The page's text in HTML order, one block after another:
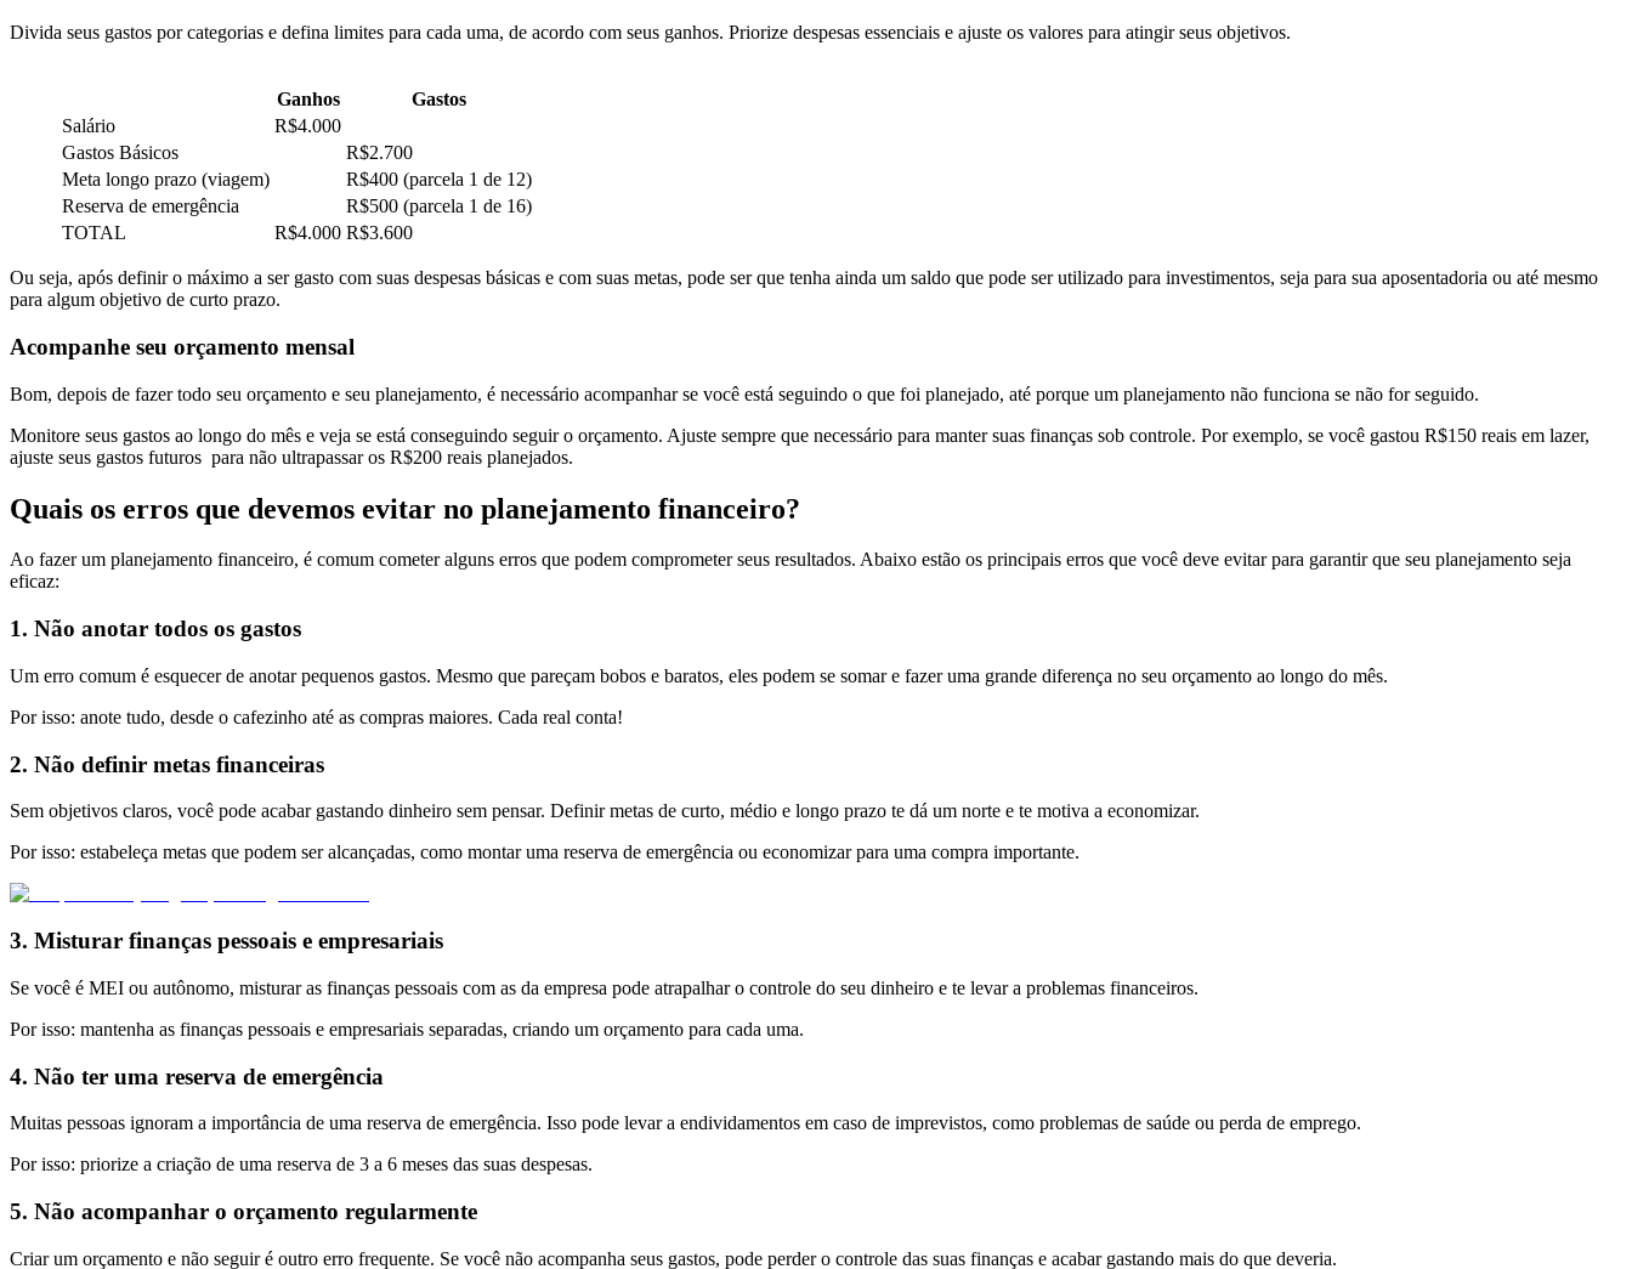
Divida seus gastos por categorias e defina limites para cada uma, de acordo com seus ganhos. Priorize despesas essenciais e ajuste os valores para atingir seus objetivos.
Ganhos
Gastos
Salário
R$4.000
Gastos Básicos
R$2.700
Meta longo prazo (viagem)
R$400 (parcela 1 de 12)
Reserva de emergência
R$500 (parcela 1 de 16)
TOTAL
R$4.000 R$3.600
Ou seja, após definir o máximo a ser gasto com suas despesas básicas e com suas metas, pode ser que tenha ainda um saldo que pode ser utilizado para investimentos, seja para sua aposentadoria ou até mesmo
para algum objetivo de curto prazo.
Acompanhe seu orçamento mensal
Bom, depois de fazer todo seu orçamento e seu planejamento, é necessário acompanhar se você está seguindo o que foi planejado, até porque um planejamento não funciona se não for seguido.
Monitore seus gastos ao longo do mês e veja se está conseguindo seguir o orçamento. Ajuste sempre que necessário para manter suas finanças sob controle. Por exemplo, se você gastou R$150 reais em lazer,
ajuste seus gastos futuros para não ultrapassar os R$200 reais planejados.
Quais os erros que devemos evitar no planejamento financeiro?
Ao fazer um planejamento financeiro, é comum cometer alguns erros que podem comprometer seus resultados. Abaixo estão os principais erros que você deve evitar para garantir que seu planejamento seja
eficaz:
1. Não anotar todos os gastos
Um erro comum é esquecer de anotar pequenos gastos. Mesmo que pareçam bobos e baratos, eles podem se somar e fazer uma grande diferença no seu orçamento ao longo do mês.
Por isso: anote tudo, desde o cafezinho até as compras maiores. Cada real conta!
2. Não definir metas financeiras
Sem objetivos claros, você pode acabar gastando dinheiro sem pensar. Definir metas de curto, médio e longo prazo te dá um norte e te motiva a economizar.
Por isso: estabeleça metas que podem ser alcançadas, como montar uma reserva de emergência ou economizar para uma compra importante.
3. Misturar finanças pessoais e empresariais
Se você é MEI ou autônomo, misturar as finanças pessoais com as da empresa pode atrapalhar o controle do seu dinheiro e te levar a problemas financeiros.
Por isso: mantenha as finanças pessoais e empresariais separadas, criando um orçamento para cada uma.
4. Não ter uma reserva de emergência
Muitas pessoas ignoram a importância de uma reserva de emergência. Isso pode levar a endividamentos em caso de imprevistos, como problemas de saúde ou perda de emprego.
Por isso: priorize a criação de uma reserva de 3 a 6 meses das suas despesas.
5. Não acompanhar o orçamento regularmente
Criar um orçamento e não seguir é outro erro frequente. Se você não acompanha seus gastos, pode perder o controle das suas finanças e acabar gastando mais do que deveria.